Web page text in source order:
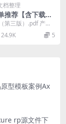
档整理
推荐【含下载链
第三版）.pdf 产品
.mobi ...
24.9K 5
型模板案例Ax
rp源文件下